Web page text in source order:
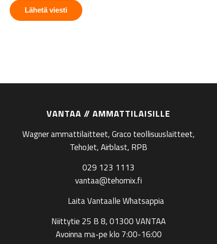
VANTAA // AMMATTILAISILLE
Wagner ammattilaitteet, Graco teollisuuslaitteet,
TehoJet, Airblast, RPB
029 123 1113
vantaa@tehomix.fi
Laita Vantaalle Whatsappia
Niittytie 25 B 8, 01300 VANTAA
Avoinna ma-pe klo 7:00-16:00